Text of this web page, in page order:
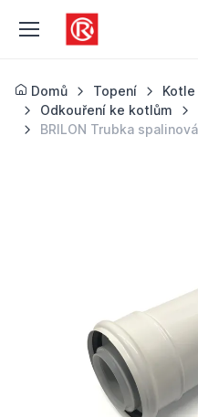
Domů Topení Kotle
Odkouření ke kotlům
BRILON Trubka